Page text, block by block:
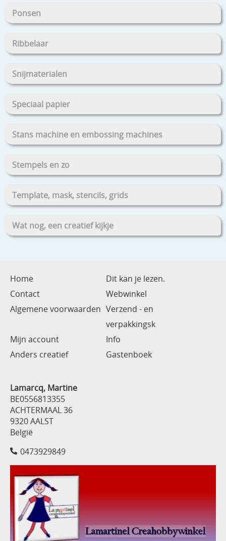
Ponsen
Ribbelaar
Snijmaterialen
Speciaal papier
Stans machine en embossing machines
Stempels en zo
Template, mask, stencils, grids
Wat nog, een creatief kijkje
Home
Dit kan je lezen.
Contact
Webwinkel
Algemene voorwaarden Verzend - en
verpakkingsk
Mijn account
Info
Anders creatief
Gastenboek
Lamarcq, Martine
BE0556813355
ACHTERMAAL 36
9320 AALST
België
0473929849